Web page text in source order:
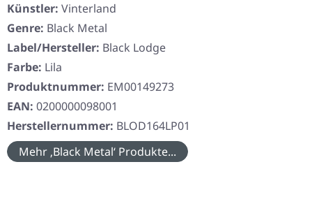
Künstler: Vinterland
Genre: Black Metal
Label/Hersteller: Black Lodge
Farbe: Lila
Produktnummer: EM00149273
EAN: 0200000098001
Herstellernummer: BLOD164LP01
Mehr ‚Black Metal‘ Produkte...